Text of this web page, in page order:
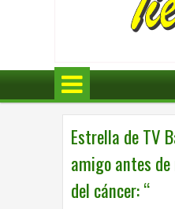
Estrella de TV
amigo antes
del cáncer: “